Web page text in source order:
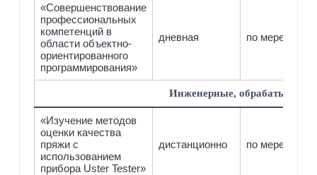
«Совершенствование
профессиональных
компетенций в
области объектно-
ориентированного
программирования»
дневная по мере
Инженерные,
«Изучение методов
оценки качества
пряжи с
использованием
прибора Uster Tester»
дистанционно по мере